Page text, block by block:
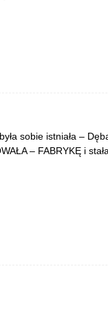
sobie istniała –
– FABRYKĘ i